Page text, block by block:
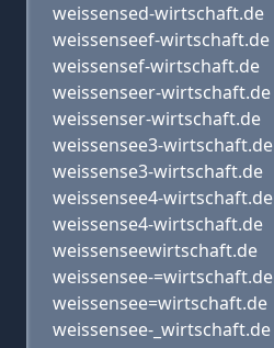
weissensed-wirtschaft.de
weissenseef-wirtschaft.de
weissensef-wirtschaft.de
weissenseer-wirtschaft.de
weissenser-wirtschaft.de
weissensee3-wirtschaft.de
weissense3-wirtschaft.de
weissensee4-wirtschaft.de
weissense4-wirtschaft.de
weissenseewirtschaft.de
weissensee-=wirtschaft.de
weissensee=wirtschaft.de
weissensee-_wirtschaft.de